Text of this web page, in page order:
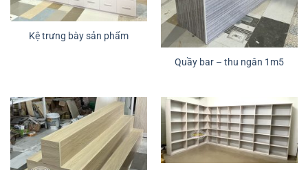
Kệ trưng bày sản phẩm
Quầy bar – thu ngân 1m5